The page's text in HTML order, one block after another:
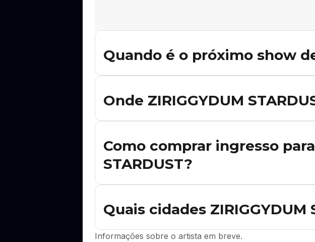
Quando é o próximo show
Onde ZIRIGGYDUM
Como comprar ingresso
STARDUST?
Quais cidades ZIRIGGYDUM
Ainda não há datas de ZIRIGGYDUM STARDUST confirmadas
Informações sobre o artista em breve.